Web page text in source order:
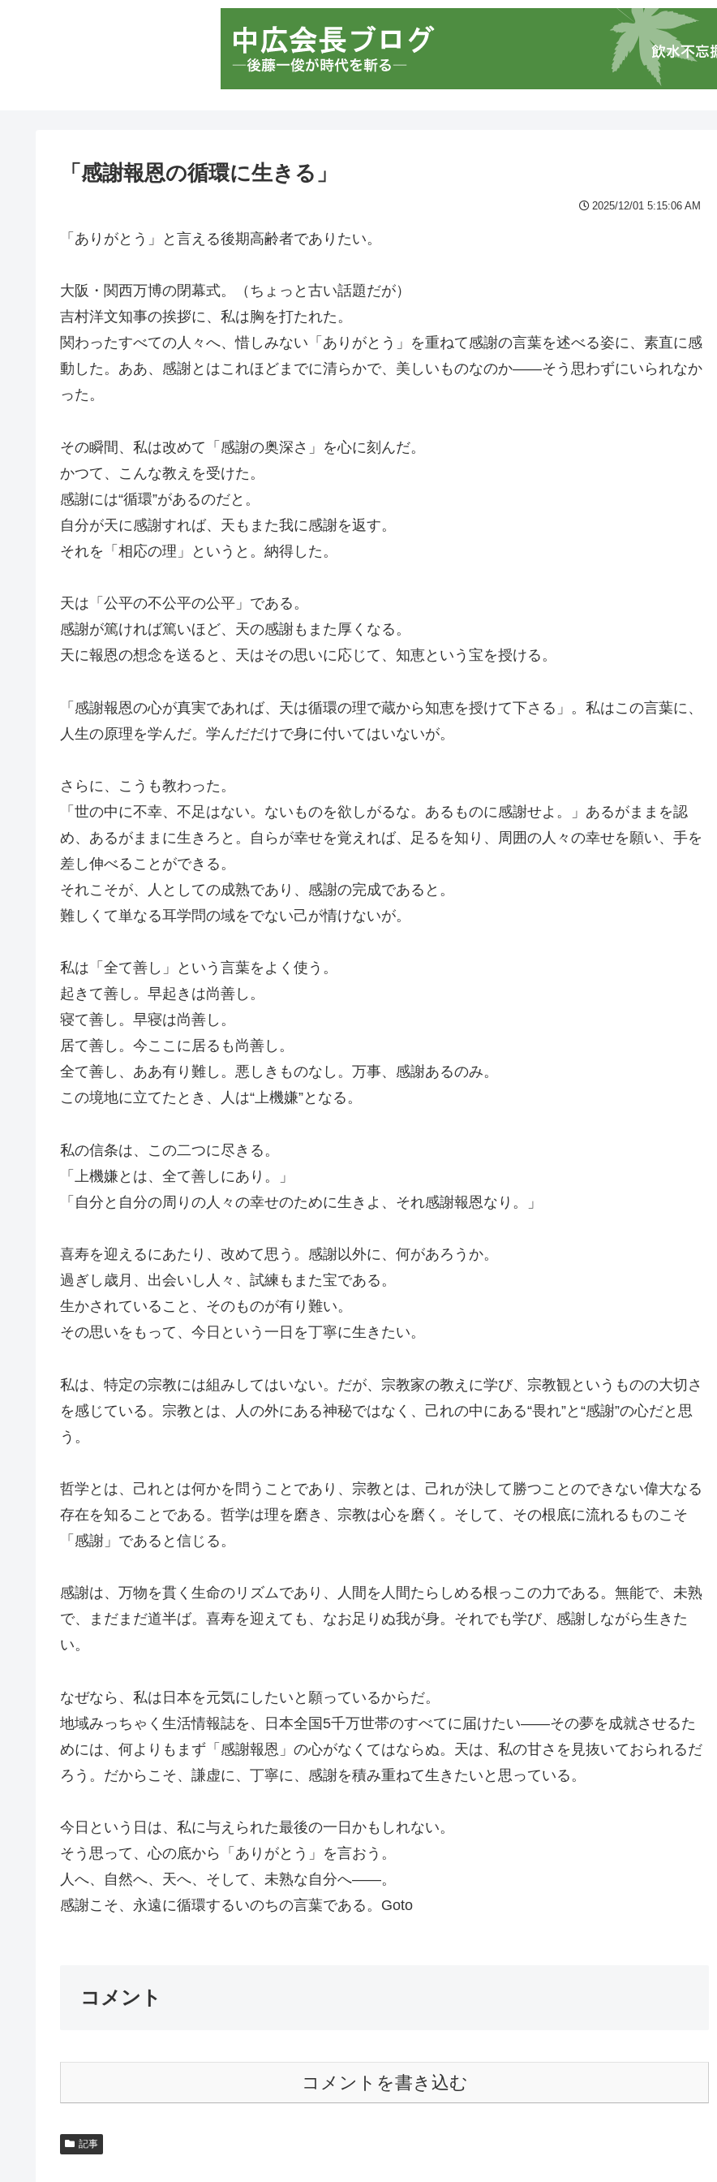
「感謝報恩の循環に生きる」
2025/12/01 5:15:06 AM
「ありがとう」と言える後期高齢者でありたい。
大阪・関西万博の閉幕式。（ちょっと古い話題だが）
吉村洋文知事の挨拶に、私は胸を打たれた。
関わったすべての人々へ、惜しみない「ありがとう」を重ねて感謝の言葉を述べる姿に、素直に感
動した。ああ、感謝とはこれほどまでに清らかで、美しいものなのか――そう思わずにいられなか
った。
その瞬間、私は改めて「感謝の奥深さ」を心に刻んだ。
かつて、こんな教えを受けた。
感謝には“循環”があるのだと。
自分が天に感謝すれば、天もまた我に感謝を返す。
それを「相応の理」というと。納得した。
天は「公平の不公平の公平」である。
感謝が篤ければ篤いほど、天の感謝もまた厚くなる。
天に報恩の想念を送ると、天はその思いに応じて、知恵という宝を授ける。
「感謝報恩の心が真実であれば、天は循環の理で蔵から知恵を授けて下さる」。私はこの言葉に、
人生の原理を学んだ。学んだだけで身に付いてはいないが。
さらに、こうも教わった。
「世の中に不幸、不足はない。ないものを欲しがるな。あるものに感謝せよ。」あるがままを認
め、あるがままに生きろと。自らが幸せを覚えれば、足るを知り、周囲の人々の幸せを願い、手を
差し伸べることができる。
それこそが、人としての成熟であり、感謝の完成であると。
難しくて単なる耳学問の域をでない己が情けないが。
私は「全て善し」という言葉をよく使う。
起きて善し。早起きは尚善し。
寝て善し。早寝は尚善し。
居て善し。今ここに居るも尚善し。
全て善し、ああ有り難し。悪しきものなし。万事、感謝あるのみ。
この境地に立てたとき、人は“上機嫌”となる。
私の信条は、この二つに尽きる。
「上機嫌とは、全て善しにあり。」
「自分と自分の周りの人々の幸せのために生きよ、それ感謝報恩なり。」
喜寿を迎えるにあたり、改めて思う。感謝以外に、何があろうか。
過ぎし歳月、出会いし人々、試練もまた宝である。
生かされていること、そのものが有り難い。
その思いをもって、今日という一日を丁寧に生きたい。
私は、特定の宗教には組みしてはいない。だが、宗教家の教えに学び、宗教観というものの大切さ
を感じている。宗教とは、人の外にある神秘ではなく、己れの中にある“畏れ”と“感謝”の心だと思
う。
哲学とは、己れとは何かを問うことであり、宗教とは、己れが決して勝つことのできない偉大なる
存在を知ることである。哲学は理を磨き、宗教は心を磨く。そして、その根底に流れるものこそ
「感謝」であると信じる。
感謝は、万物を貫く生命のリズムであり、人間を人間たらしめる根っこの力である。無能で、未熟
で、まだまだ道半ば。喜寿を迎えても、なお足りぬ我が身。それでも学び、感謝しながら生きた
い。
なぜなら、私は日本を元気にしたいと願っているからだ。
地域みっちゃく生活情報誌を、日本全国5千万世帯のすべてに届けたい――その夢を成就させるた
めには、何よりもまず「感謝報恩」の心がなくてはならぬ。天は、私の甘さを見抜いておられるだ
ろう。だからこそ、謙虚に、丁寧に、感謝を積み重ねて生きたいと思っている。
今日という日は、私に与えられた最後の一日かもしれない。
そう思って、心の底から「ありがとう」を言おう。
人へ、自然へ、天へ、そして、未熟な自分へ――。
感謝こそ、永遠に循環するいのちの言葉である。Goto
コメント
コメントを書き込む
記事